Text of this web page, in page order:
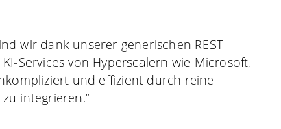
wir dank unserer generischen REST-
Services von Hyperscalern wie Microsoft,
und effizient durch reine
integrieren.“